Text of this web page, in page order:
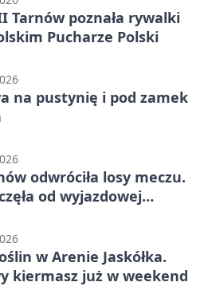
Tarnów poznała rywalki
Pucharze Polski
na pustynię i pod zamek
odwróciła losy meczu.
od wyjazdowej
w Arenie Jaskółka.
kiermasz już w weekend